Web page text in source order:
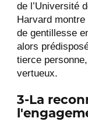
de l’Université
Harvard
de gentillesse
alors
tierce
vertueux.
3-La